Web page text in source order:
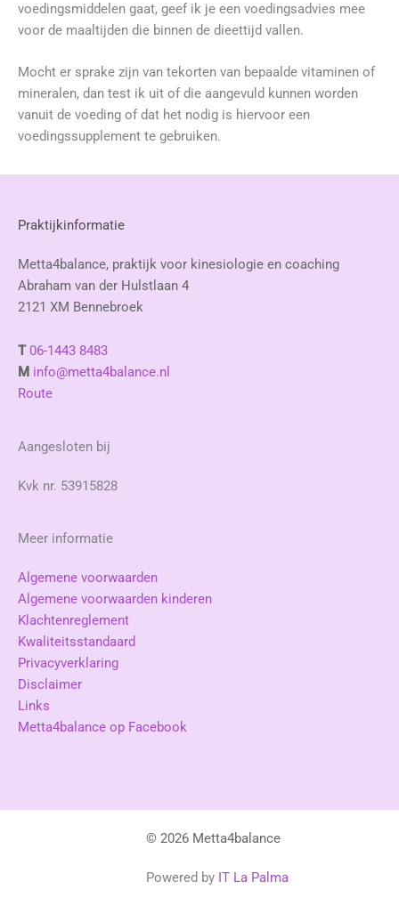
voedingsmiddelen gaat, geef ik je een voedingsadvies mee
voor de maaltijden die binnen de dieettijd vallen.
Mocht er sprake zijn van tekorten van bepaalde vitaminen of
mineralen, dan test ik uit of die aangevuld kunnen worden
vanuit de voeding of dat het nodig is hiervoor een
voedingssupplement te gebruiken.
Praktijkinformatie
Metta4balance, praktijk voor kinesiologie en coaching
Abraham van der Hulstlaan 4
2121 XM Bennebroek
T 06-1443 8483
M info@metta4balance.nl
Route
Aangesloten bij
Kvk nr. 53915828
Meer informatie
Algemene voorwaarden
Algemene voorwaarden kinderen
Klachtenreglement
Kwaliteitsstandaard
Privacyverklaring
Disclaimer
Links
Metta4balance op Facebook
© 2026 Metta4balance
Powered by IT La Palma